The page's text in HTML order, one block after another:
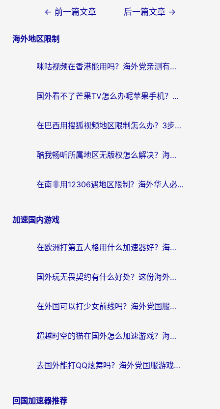
导
← 前一篇文章 后一篇文章 →
海外地区限制
咪咕视频在香港能用吗？海外党亲测有效的回国加速方案来了
国外看不了芒果TV怎么办呢苹果手机？海外党追剧游戏的全能解决方案
在巴西用搜狐视频地区限制怎么办？3步解决海外看国内剧的烦恼
酷我畅听所属地区无版权怎么解决？海外党必看的回国加速全攻略
在南非用12306遇地区限制？海外华人必看的回国加速全攻略（附B站芒果TV解锁技巧）
加速国内游戏
在欧洲打第五人格用什么加速器好？海外党亲测有效的国服游戏加速方案
国外玩无畏契约有什么好处？这份海外国服游戏加速指南帮你解决90%的卡顿问题
在外国可以打少女前线吗？海外党国服游戏畅玩终极指南（附避坑技巧）
超越时空的猫在国外怎么加速游戏？海外玩家国服畅玩终极指南
去国外能打QQ炫舞吗？海外党国服游戏不卡顿的终极指南
回国加速器推荐